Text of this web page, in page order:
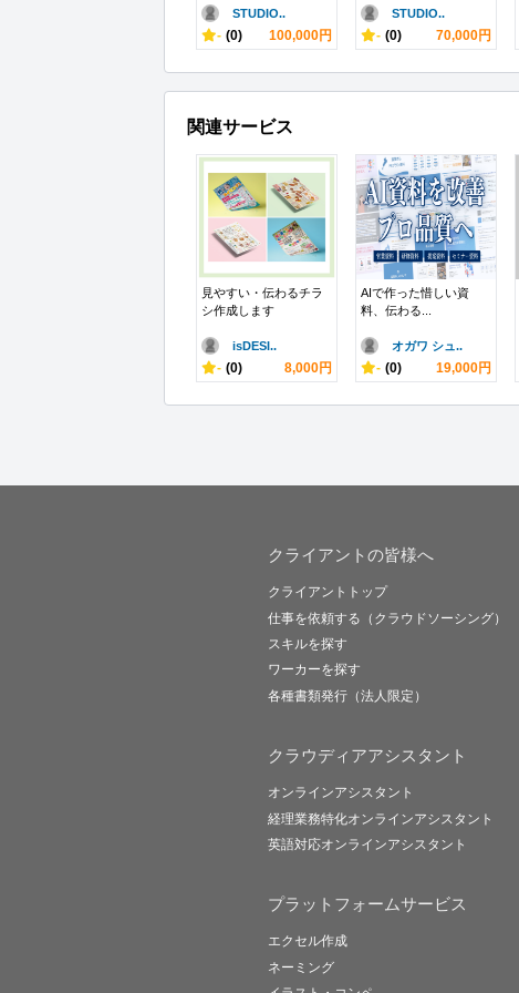
STUDIO..
- (0) 100,000円
STUDIO..
- (0) 70,000円
関連サービス
見やすい・伝わるチラ
シ作成します
isDESI..
- (0) 8,000円
AIで作った惜しい資
料、伝わる...
オガワ シュ..
- (0) 19,000円
クライアントの皆様へ
クライアントトップ
仕事を依頼する（クラウドソーシング）
スキルを探す
ワーカーを探す
各種書類発行（法人限定）
クラウディアアシスタント
オンラインアシスタント
経理業務特化オンラインアシスタント
英語対応オンラインアシスタント
プラットフォームサービス
エクセル作成
ネーミング